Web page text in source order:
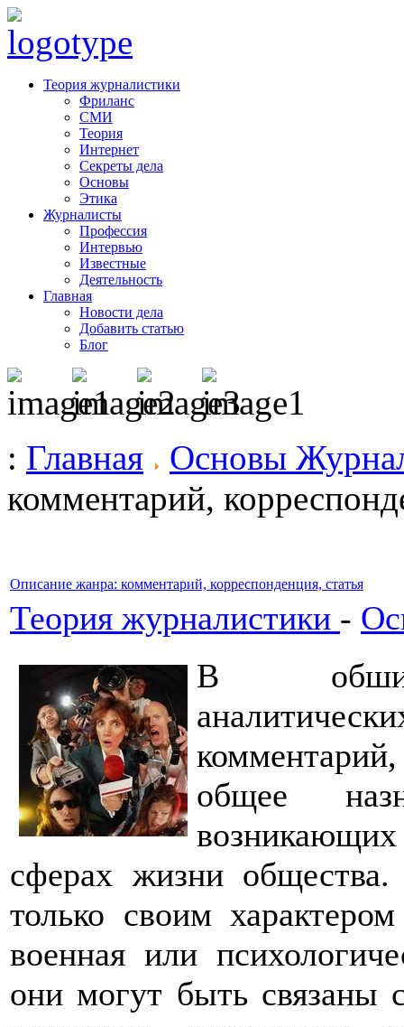
Теория журналистики
Фриланс
СМИ
Теория
Интернет
Секреты дела
Основы
Этика
Журналисты
Профессия
Интервью
Известные
Деятельность
Главная
Новости дела
Добавить статью
Блог
: Главная
Основы
комментарий,
Описание жанра: комментарий, корреспонденция, статья
Теория журналистики -
В
общее
сферах жизни
только своим
военная или
они могут быть